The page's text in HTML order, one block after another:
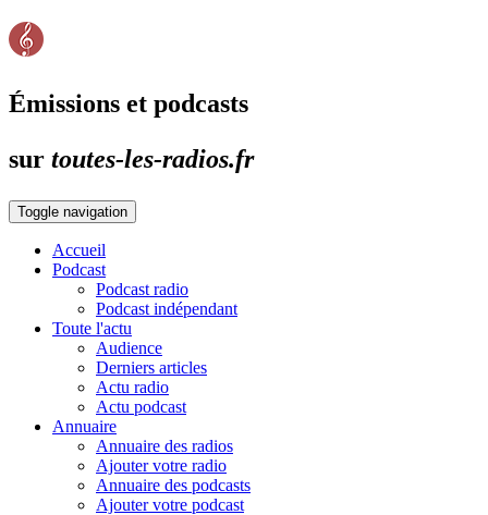
Émissions et podcasts
sur toutes-les-radios.fr
Toggle navigation
Accueil
Podcast
Podcast radio
Podcast indépendant
Toute l'actu
Audience
Derniers articles
Actu radio
Actu podcast
Annuaire
Annuaire des radios
Ajouter votre radio
Annuaire des podcasts
Ajouter votre podcast